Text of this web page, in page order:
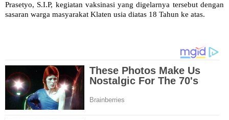
Prasetyo, S.I.P, kegiatan vaksinasi yang digelarnya tersebut dengan
sasaran warga masyarakat Klaten usia diatas 18 Tahun ke atas.